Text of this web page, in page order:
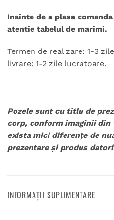
Inainte de a plasa
atentie tabelul de marimi.
Termen de realizare: 1-3
livrare: 1-2 zile lucratoare.
Pozele sunt cu titlu de
corp, conform imaginii din
exista mici diferențe de
prezentare și produs
INFORMAȚII SUPLIMENTARE